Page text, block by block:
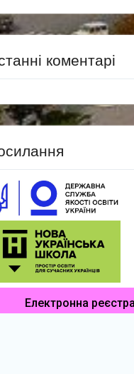
коментарі
Електронна